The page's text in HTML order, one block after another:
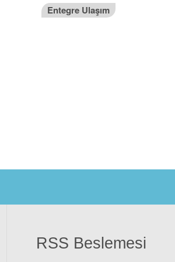
Entegre Ulaşım
RSS Beslemesi